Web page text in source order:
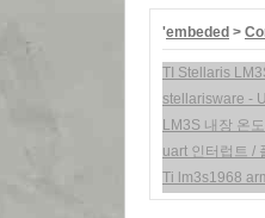
'embeded >
TI Stellaris
stellarisware -
LM3S 내장 온
uart 인터럽트 /
Ti lm3s1968